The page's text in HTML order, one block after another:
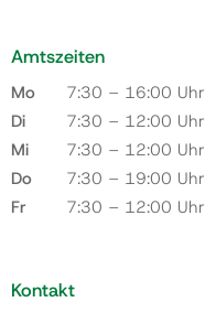
Amtszeiten
Mo
7:30 – 16:00 Uhr
Di
7:30 – 12:00 Uhr
Mi
7:30 – 12:00 Uhr
Do
7:30 – 19:00 Uhr
Fr
7:30 – 12:00 Uhr
Kontakt